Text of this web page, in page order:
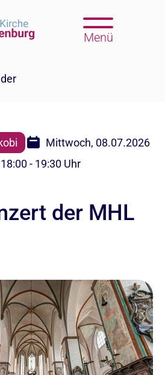
Menü
Mittwoch, 08.07.2026
18:00 - 19:30 Uhr
der MHL